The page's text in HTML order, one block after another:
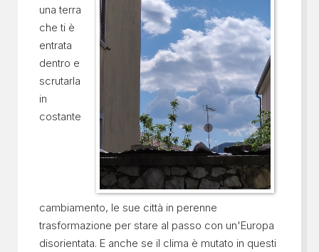
una terra
che ti è
entrata
dentro e
scrutarla
in
costante
cambiamento, le sue città in perenne
trasformazione per stare al passo con un'Europa
disorientata. E anche se il clima è mutato in questi